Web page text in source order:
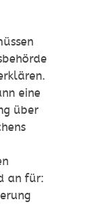
eine
über
an für: